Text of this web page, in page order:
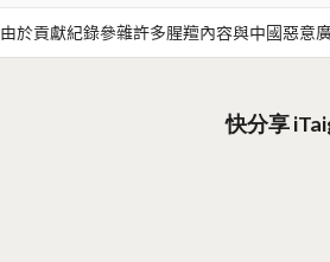
由於貢獻紀錄參雜許多腥羶內容與中國惡意
快分享